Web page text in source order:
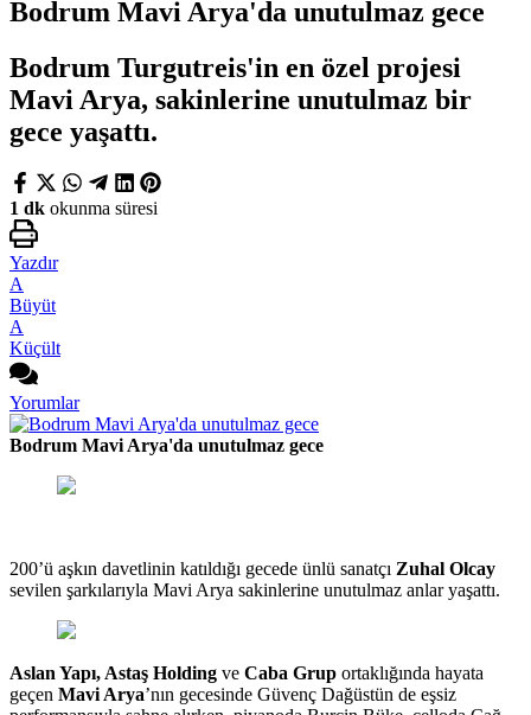
Bodrum Mavi Arya'da unutulmaz gece
Bodrum Turgutreis'in en özel projesi
Mavi Arya, sakinlerine unutulmaz bir
gece yaşattı.
1 dk okunma süresi
Yazdır
A
Büyüt
A
Küçült
Yorumlar
Bodrum Mavi Arya'da unutulmaz gece
200’ü aşkın davetlinin katıldığı gecede ünlü sanatçı Zuhal Olcay
sevilen şarkılarıyla Mavi Arya sakinlerine unutulmaz anlar yaşattı.
Aslan Yapı, Astaş Holding ve Caba Grup ortaklığında hayata
geçen Mavi Arya’nın gecesinde Güvenç Dağüstün de eşsiz